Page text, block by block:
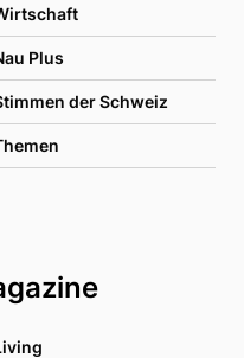
Plus
der Schweiz